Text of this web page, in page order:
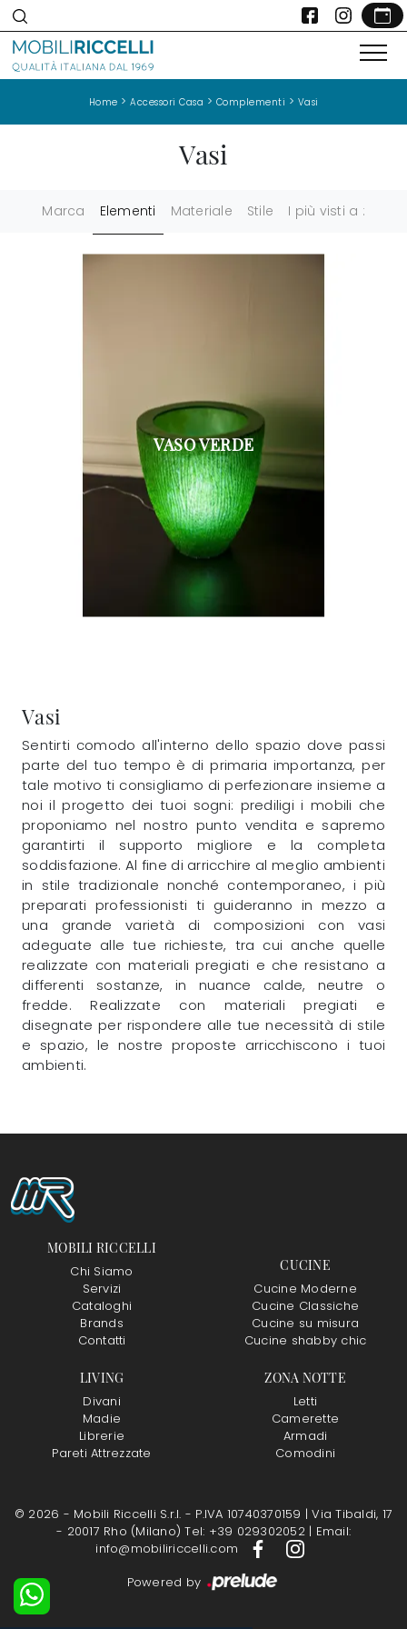
Home > Accessori Casa > Complementi > Vasi
Vasi
Marca Elementi Materiale Stile I più visti a :
VASO VERDE
Vasi
Sentirti comodo all'interno dello spazio dove passi
parte del tuo tempo è di primaria importanza, per
tale motivo ti consigliamo di perfezionare insieme a
noi il progetto dei tuoi sogni: prediligi i mobili che
proponiamo nel nostro punto vendita e sapremo
garantirti il supporto migliore e la completa
soddisfazione. Al fine di arricchire al meglio ambienti
in stile tradizionale nonché contemporaneo, i più
preparati professionisti ti guideranno in mezzo a
una grande varietà di composizioni con vasi
adeguate alle tue richieste, tra cui anche quelle
realizzate con materiali pregiati e che resistano a
differenti sostanze, in nuance calde, neutre o
fredde. Realizzate con materiali pregiati e
disegnate per rispondere alle tue necessità di stile
e spazio, le nostre proposte arricchiscono i tuoi
ambienti.
MOBILI RICCELLI
Chi Siamo
Servizi
Cataloghi
Brands
Contatti
CUCINE
Cucine Moderne
Cucine Classiche
Cucine su misura
Cucine shabby chic
LIVING
Divani
Madie
Librerie
Pareti Attrezzate
ZONA NOTTE
Letti
Camerette
Armadi
Comodini
© 2026 - Mobili Riccelli S.r.l. - P.IVA 10740370159 |Via Tibaldi, 17
- 20017 Rho (Milano) Tel: +39 029302052 | Email:
info@mobiliriccelli.com
Powered by